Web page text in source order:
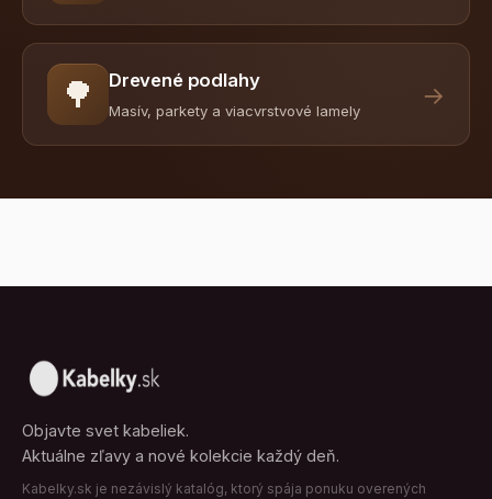
🌳 Drevené podlahy
Masív, parkety a viacvrstvové lamely
→
Objavte svet kabeliek.
Aktuálne zľavy a nové kolekcie každý deň.
Kabelky.sk je nezávislý katalóg, ktorý spája ponuku overených